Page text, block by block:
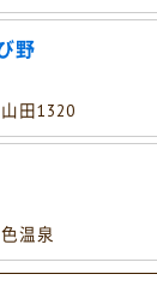
野
田1320
温泉